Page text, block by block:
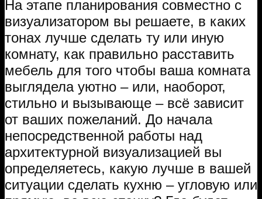
На этапе планирования совместно с
визуализатором вы решаете, в каких
тонах лучше сделать ту или иную
комнату, как правильно расставить
мебель для того чтобы ваша комната
выглядела уютно – или, наоборот,
стильно и вызывающе – всё зависит
от ваших пожеланий. До начала
непосредственной работы над
архитектурной визуализацией вы
определяетесь, какую лучше в вашей
ситуации сделать кухню – угловую или